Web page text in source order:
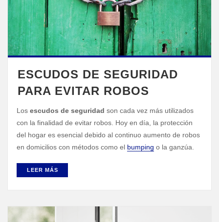
ESCUDOS DE SEGURIDAD
PARA EVITAR ROBOS
Los escudos de seguridad son cada vez más utilizados
con la finalidad de evitar robos. Hoy en día, la protección
del hogar es esencial debido al continuo aumento de robos
en domicilios con métodos como el bumping o la ganzúa.
LEER MÁS